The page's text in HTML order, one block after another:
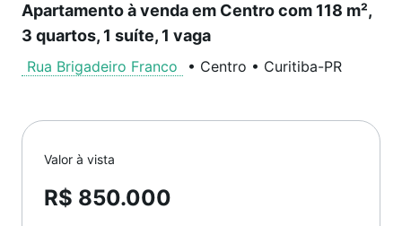
Apartamento à venda em Centro com 118 m²,
3 quartos, 1 suíte, 1 vaga
Rua Brigadeiro Franco • Centro • Curitiba-PR
Valor à vista
R$ 850.000